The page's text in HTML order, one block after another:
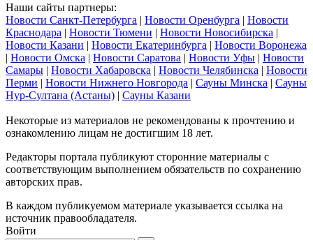
Наши сайты партнеры:
Новости Санкт-Петербурга | Новости Оренбурга | Новости
Краснодара | Новости Тюмени | Новости Новосибирска |
Новости Казани | Новости Екатеринбурга | Новости Воронежа
| Новости Омска | Новости Саратова | Новости Уфы | Новости
Самары | Новости Хабаровска | Новости Челябинска | Новости
Перми | Новости Нижнего Новгорода | Сауны Минска | Сауны
Нур-Султана (Астаны) | Сауны Казани
Некоторые из материалов не рекомендованы к прочтению и
ознакомлению лицам не достигшим 18 лет.
Редакторы портала публикуют сторонние материалы с
соответствующим выполнением обязательств по сохранению
авторских прав.
В каждом публикуемом материале указывается ссылка на
источник правообладателя.
Войти